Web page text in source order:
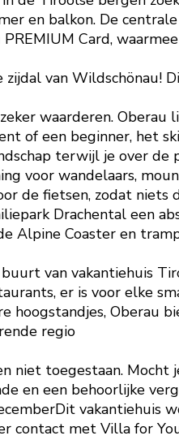
en balkon. De
Card,
van Wildschönau!
waarderen.
of een beginner, het
terwijl je over de
voor wandelaars,
de fietsen, zodat
Drachental
Alpine Coaster en
van vakantiehuis
er is voor elke
Oberau
regio
toegestaan. Mocht
en een behoorlijke
vakantiehuis
contact met Villa for